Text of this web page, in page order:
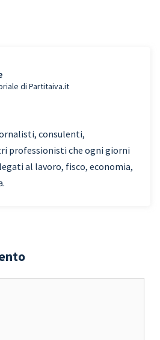
di Partitaiva.it
consulenti,
professionisti che ogni giorni
al lavoro, fisco, economia,